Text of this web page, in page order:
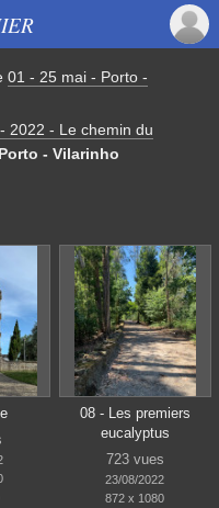
01 - 25 mai - Porto -
2022 - Le chemin du
- Vilarinho
08 - Les premiers
eucalyptus
723 vues
23/08/2022
872 x 1080